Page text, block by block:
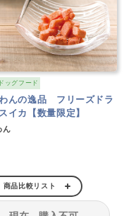
ドッグフード
わんの逸品 フリーズドラ
イカ【数量限定】
ん
商品比較リスト